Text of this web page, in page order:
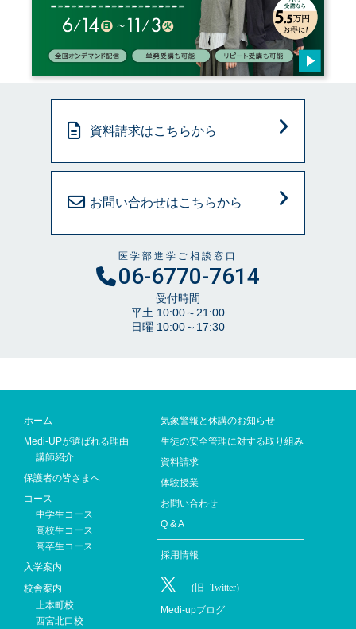
資料請求はこちらから
お問い合わせはこちらから
医学部進学ご相談窓口
06-6770-7614
受付時間
平土 10:00～21:00
日曜 10:00～17:30
ホーム
Medi-UPが選ばれる理由
講師紹介
保護者の皆さまへ
コース
中学生コース
高校生コース
高卒生コース
入学案内
校舎案内
上本町校
西宮北口校
気象警報と休講のお知らせ
生徒の安全管理に対する取り組み
資料請求
体験授業
お問い合わせ
Q & A
採用情報
Medi-upブログ